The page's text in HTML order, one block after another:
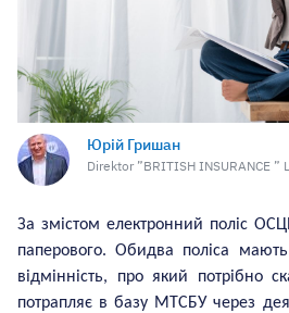
Юрій Гришан
Direktor ”BRITISH INSURANCE ”
За змістом електронний поліс ОС
паперового. Обидва поліса
відмінність, про який потрібно
потрапляє в базу МТСБУ через